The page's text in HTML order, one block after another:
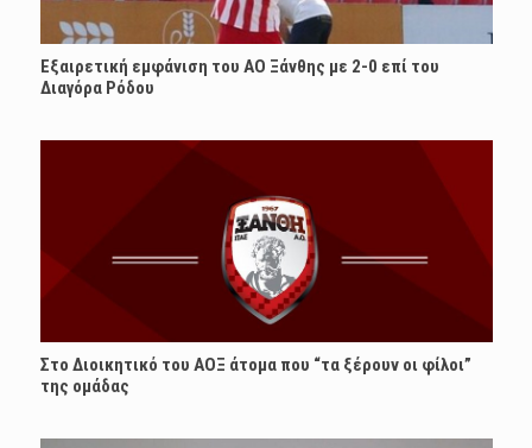
Εξαιρετική εμφάνιση του ΑΟ Ξάνθης με 2-0 επί του
Διαγόρα Ρόδου
Στο Διοικητικό του ΑΟΞ άτομα που “τα ξέρουν οι φίλοι”
της ομάδας